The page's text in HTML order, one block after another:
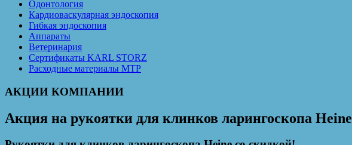
Одонтология
Кардиоваскулярная эндоскопия
Гибкая эндоскопия
Аппараты
Ветеринария
Сертификаты KARL STORZ
Расходные материалы MTP
АКЦИИ КОМПАНИИ
Акция на рукоятки для клинков ларингоскопа Heine